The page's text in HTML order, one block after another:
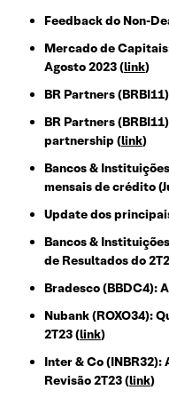
Feedback do Non-
Mercado de
Agosto 2023 (link)
BR Partners
BR Partners
partnership (link)
Bancos &
mensais de crédito
Update dos
Bancos &
de Resultados do
Bradesco (BBDC4):
Nubank (ROXO34):
2T23 (link)
Inter & Co (INBR32):
Revisão 2T23 (link)